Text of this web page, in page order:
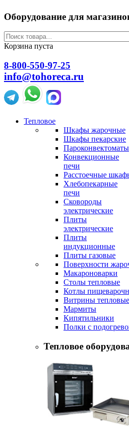
Оборудование для
Корзина пуста
8-800-550-97-25
info@tohoreca.ru
Тепловое
Шкафы жарочные
Шкафы пекарские
Пароконвектоматы
Конвекционные
печи
Расстоечные
Хлебопекарные
печи
Сковороды
электрические
Плиты
электрические
Плиты
индукционные
Плиты газовые
Поверхности
Макароноварки
Столы тепловые
Котлы
Витрины тепловые
Мармиты
Кипятильники
Полки с
Тепловое